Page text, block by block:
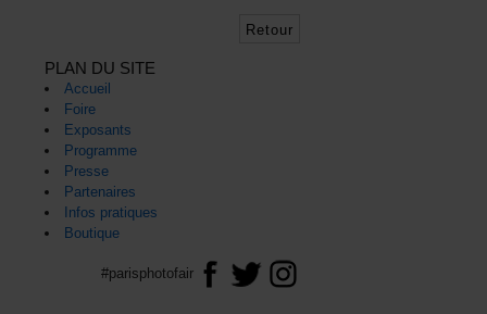
Retour
PLAN DU SITE
Accueil
Foire
Exposants
Programme
Presse
Partenaires
Infos pratiques
Boutique
#parisphotofair